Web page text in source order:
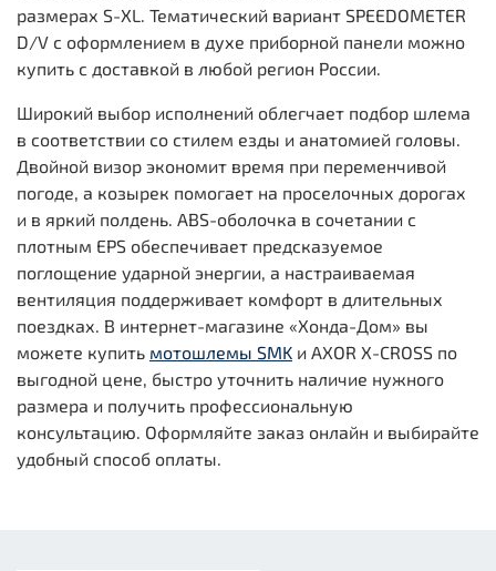
размерах S-XL. Тематический вариант SPEEDOMETER
D/V с оформлением в духе приборной панели можно
купить с доставкой в любой регион России.
Широкий выбор исполнений облегчает подбор шлема
в соответствии со стилем езды и анатомией головы.
Двойной визор экономит время при переменчивой
погоде, а козырек помогает на проселочных дорогах
и в яркий полдень. ABS-оболочка в сочетании с
плотным EPS обеспечивает предсказуемое
поглощение ударной энергии, а настраиваемая
вентиляция поддерживает комфорт в длительных
поездках. В интернет-магазине «Хонда-Дом» вы
можете купить мотошлемы SMK и AXOR X-CROSS по
выгодной цене, быстро уточнить наличие нужного
размера и получить профессиональную
консультацию. Оформляйте заказ онлайн и выбирайте
удобный способ оплаты.